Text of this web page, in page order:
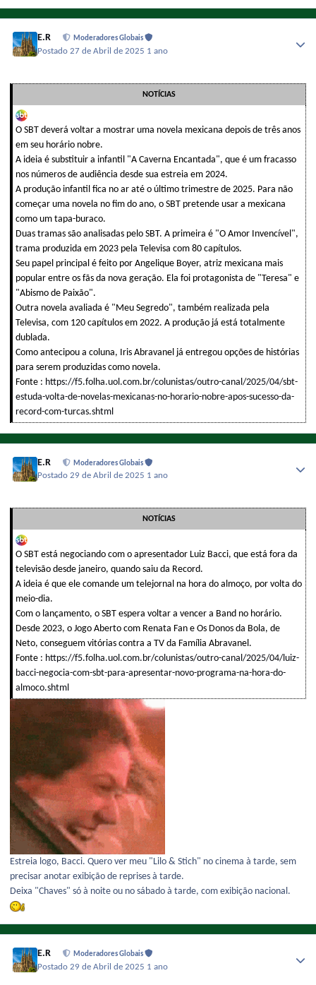
E.R Moderadores Globais
Postado27 de Abril de 2025 1 ano
NOTÍCIAS
O SBT deverá voltar a mostrar uma novela mexicana depois de três anos
em seu horário nobre.
A ideia é substituir a infantil "A Caverna Encantada", que é um fracasso
nos números de audiência desde sua estreia em 2024.
A produção infantil fica no ar até o último trimestre de 2025. Para não
começar uma novela no fim do ano, o SBT pretende usar a mexicana
como um tapa-buraco.
Duas tramas são analisadas pelo SBT. A primeira é "O Amor Invencível",
trama produzida em 2023 pela Televisa com 80 capítulos.
Seu papel principal é feito por Angelique Boyer, atriz mexicana mais
popular entre os fãs da nova geração. Ela foi protagonista de "Teresa" e
"Abismo de Paixão".
Outra novela avaliada é "Meu Segredo", também realizada pela
Televisa, com 120 capítulos em 2022. A produção já está totalmente
dublada.
Como antecipou a coluna, Iris Abravanel já entregou opções de histórias
para serem produzidas como novela.
Fonte : https://f5.folha.uol.com.br/colunistas/outro-canal/2025/04/sbt-
estuda-volta-de-novelas-mexicanas-no-horario-nobre-apos-sucesso-da-
record-com-turcas.shtml
E.R Moderadores Globais
Postado29 de Abril de 2025 1 ano
NOTÍCIAS
O SBT está negociando com o apresentador Luiz Bacci, que está fora da
televisão desde janeiro, quando saiu da Record.
A ideia é que ele comande um telejornal na hora do almoço, por volta do
meio-dia.
Com o lançamento, o SBT espera voltar a vencer a Band no horário.
Desde 2023, o Jogo Aberto com Renata Fan e Os Donos da Bola, de
Neto, conseguem vitórias contra a TV da Família Abravanel.
Fonte : https://f5.folha.uol.com.br/colunistas/outro-canal/2025/04/luiz-
bacci-negocia-com-sbt-para-apresentar-novo-programa-na-hora-do-
almoco.shtml
Estreia logo, Bacci. Quero ver meu "Lilo & Stich" no cinema à tarde, sem
precisar anotar exibição de reprises à tarde.
Deixa "Chaves" só à noite ou no sábado à tarde, com exibição nacional.
E.R Moderadores Globais
Postado29 de Abril de 2025 1 ano